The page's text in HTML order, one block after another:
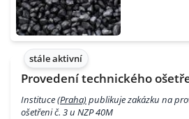
stále aktivní
Provedení technického
Instituce(Praha)publikuje zakázku na
ošetřeni č. 3 u NZP 40M